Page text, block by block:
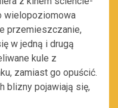
wielopoziomowa
przemieszczanie,
w jedną i drugą
kule z
zamiast go opuścić.
blizny pojawiają się,